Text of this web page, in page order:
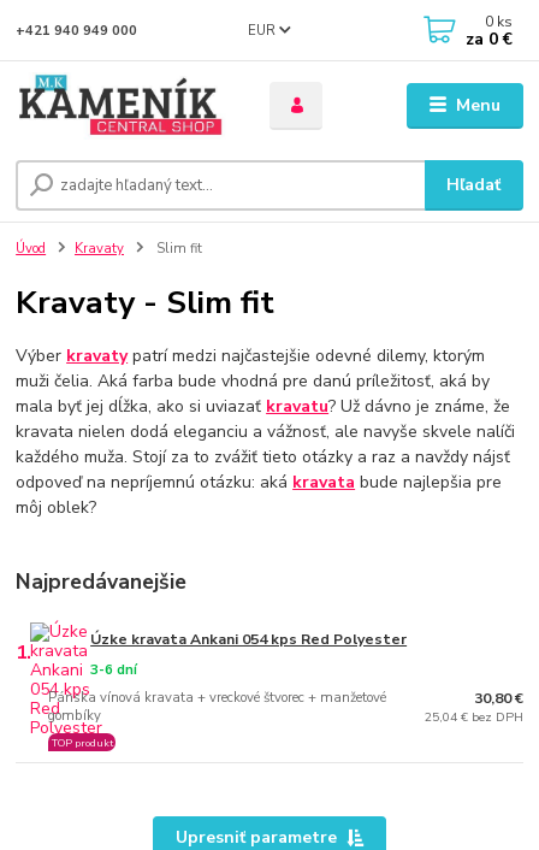
Menu
EUR
Hľadať
+421 940 949 000 0 ks
za 0 €
Úvod Kravaty Slim fit
Kravaty - Slim fit
Výber kravatypatrí medzi najčastejšie odevné dilemy, ktorým
muži čelia. Aká farba bude vhodná pre danú príležitosť, aká by
mala byť jej dĺžka, ako si uviazať kravatu? Už dávno je známe, že
kravata nielen dodá eleganciu a vážnosť, ale navyše skvele nalíči
každého muža. Stojí za to zvážiť tieto otázky a raz a navždy nájsť
odpoveď na nepríjemnú otázku: aká kravata bude najlepšia pre
môj oblek?
Najpredávanejšie
1. Úzke kravata Ankani 054 kps Red Polyester
Pánska vínová kravata + vreckové štvorec + manžetové
gombíky
3-6 dní
TOP produkt
30,80 €
25,04 € bez DPH
Upresniť parametre